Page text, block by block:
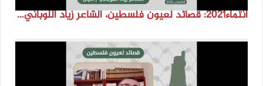
انتماء2021: قصائد لعيون فلسطين، الشاعر زياد اللوباني، الاردن